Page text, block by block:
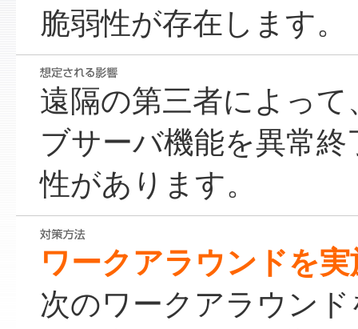
脆弱性が存在します。
遠隔の第三者によっ
ブサーバ機能を異常
性があります。
ワークアラウンドを
次のワークアラウン